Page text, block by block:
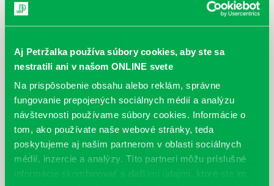
Aj Petržalka používa súbory cookies, aby ste sa
nestratili ani v našom ONLINE svete
Na prispôsobenie obsahu alebo reklám, správne
fungovanie prepojených sociálnych médií a analýzu
návštevnosti používame súbory cookies. Informácie o
tom, ako používate naše webové stránky, teda
poskytujeme aj našim partnerom v oblasti sociálnych
médií, inzercie a analýzy. Títo partneri môžu príslušné
informácie skombinovať s ďalšími údajmi, ktoré ste im